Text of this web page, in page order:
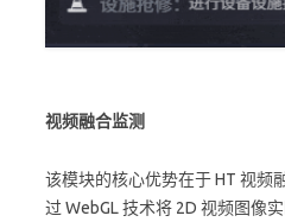
视频融合监测
该模块的核心优势在于 HT 视频
过 WebGL 技术将 2D 视频图像